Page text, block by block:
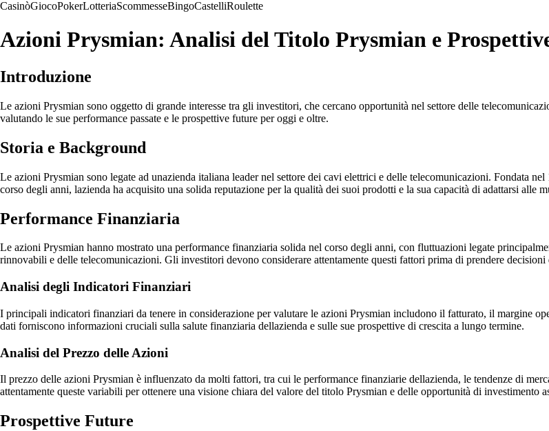
CasinòGiocoPokerLotteriaScommesseBingoCastelliRoulette
Azioni Prysmian: Analisi del Titolo Prysmian e
Introduzione
Le azioni Prysmian sono oggetto di grande interesse tra gli investitori, che cercano opportunità nel settore delle
valutando le sue performance passate e le prospettive future per oggi e oltre.
Storia e Background
Le azioni Prysmian sono legate ad unazienda italiana leader nel settore dei cavi elettrici e delle telecomunicazioni. Fondata
corso degli anni, lazienda ha acquisito una solida reputazione per la qualità dei suoi prodotti e la sua capacità di adattarsi alle
Performance Finanziaria
Le azioni Prysmian hanno mostrato una performance finanziaria solida nel corso degli anni, con fluttuazioni legate
rinnovabili e delle telecomunicazioni. Gli investitori devono considerare attentamente questi fattori prima di prendere decisioni
Analisi degli Indicatori Finanziari
I principali indicatori finanziari da tenere in considerazione per valutare le azioni Prysmian includono il fatturato, il margine
dati forniscono informazioni cruciali sulla salute finanziaria dellazienda e sulle sue prospettive di crescita a lungo termine.
Analisi del Prezzo delle Azioni
Il prezzo delle azioni Prysmian è influenzato da molti fattori, tra cui le performance finanziarie dellazienda, le tendenze di
attentamente queste variabili per ottenere una visione chiara del valore del titolo Prysmian e delle opportunità di investimento
Prospettive Future